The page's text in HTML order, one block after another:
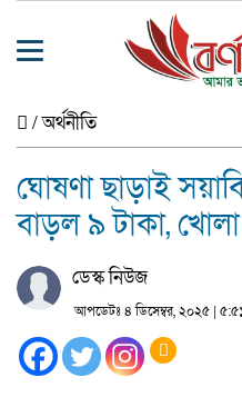
/অর্থনীতি
ঘোষণা ছাড়াই
বাড়ল ৯ টাকা,
ডেস্ক নিউজ
আপডেটঃ ৪ ডিসেম্বর, ২০২৫ |